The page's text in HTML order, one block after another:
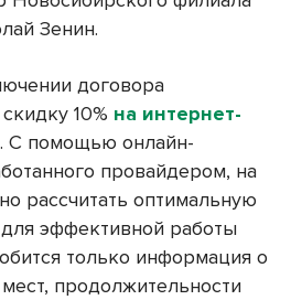
Зенин.
договора
10% на интернет-
. С помощью онлайн-
провайдером, на
рассчитать оптимальную
эффективной работы
только информация о
продолжительности